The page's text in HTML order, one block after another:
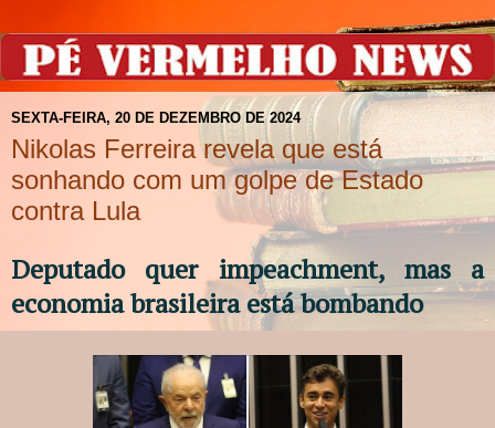
SEXTA-FEIRA, 20 DE DEZEMBRO DE 2024
Nikolas Ferreira revela que está
sonhando com um golpe de Estado
contra Lula
Deputado quer impeachment, mas a
economia brasileira está bombando